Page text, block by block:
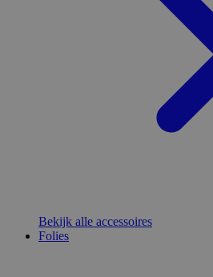
Bekijk alle accessoires
Folies